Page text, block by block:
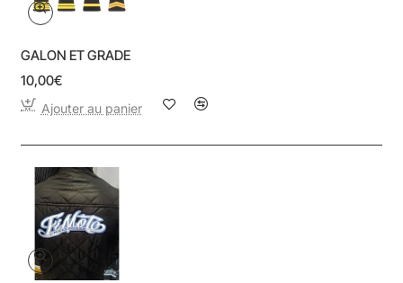
GALON ET GRADE
10,00€
Ajouter au panier